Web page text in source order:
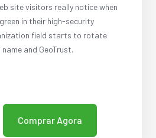
site visitors really notice when
in their high-security
field starts to rotate
and GeoTrust.
Comprar Agora